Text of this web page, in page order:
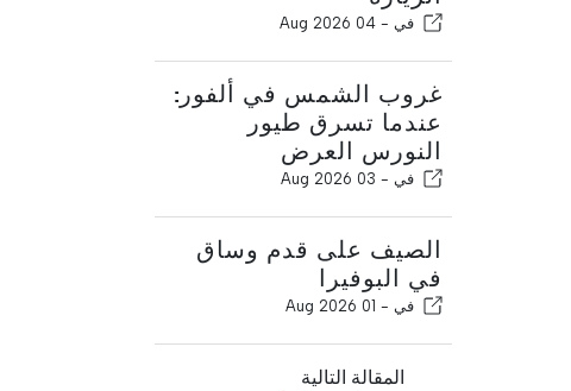
في - 04 Aug 2026
غروب الشمس في ألفور:
عندما تسرق طيور
النورس العرض
في - 03 Aug 2026
الصيف على قدم وساق
في البوفيرا
في - 01 Aug 2026
المقالة التالية